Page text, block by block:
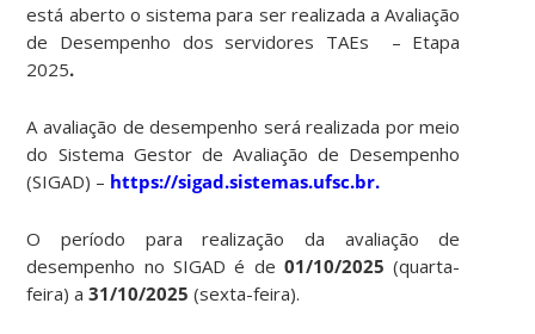
está aberto o sistema para ser realizada a Avaliação
de Desempenho dos servidores TAEs – Etapa
2025.
A avaliação de desempenho será realizada por meio
do Sistema Gestor de Avaliação de Desempenho
(SIGAD) – https://sigad.sistemas.ufsc.br.
O período para realização da avaliação de
desempenho no SIGAD é de 01/10/2025(quarta-
feira) a31/10/2025(sexta-feira).